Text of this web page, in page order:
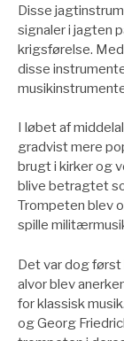
Disse
signaler i jagten
krigsførelse.
disse
I løbet af
gradvist mere
brugt i kirker og
blive betragtet
Trompeten blev
spille
Det var dog
alvor blev
for klassisk
og Georg